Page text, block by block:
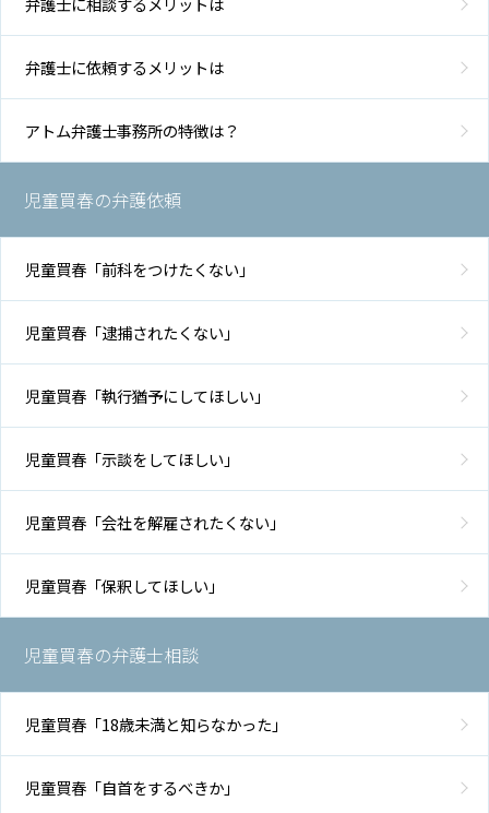
弁護士に依頼するメリットは
アトム弁護士事務所の特徴は？
児童買春の弁護依頼
児童買春「前科をつけたくない」
児童買春「逮捕されたくない」
児童買春「執行猶予にしてほしい」
児童買春「示談をしてほしい」
児童買春「会社を解雇されたくない」
児童買春「保釈してほしい」
児童買春の弁護士相談
児童買春「18歳未満と知らなかった」
児童買春「自首をするべきか」